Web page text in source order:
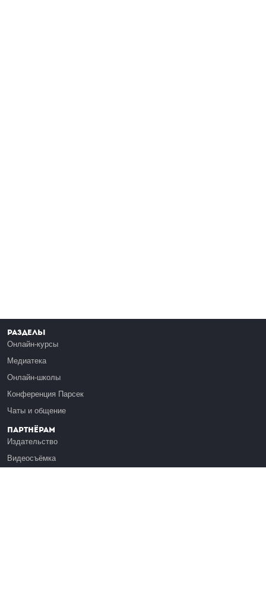
Разделы
Онлайн-курсы
Медиатека
Онлайн-школы
Конференция Парсек
Чаты и общение
Партнёрам
Издательство
Видеосъёмка